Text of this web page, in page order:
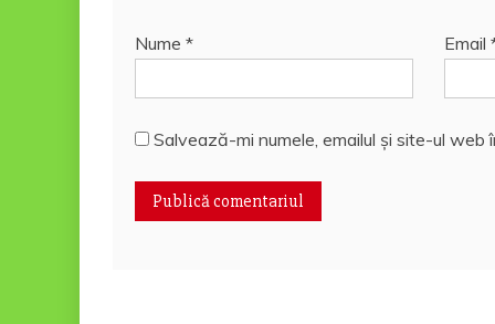
Nume * Email
Salvează-mi numele, emailul și site-ul